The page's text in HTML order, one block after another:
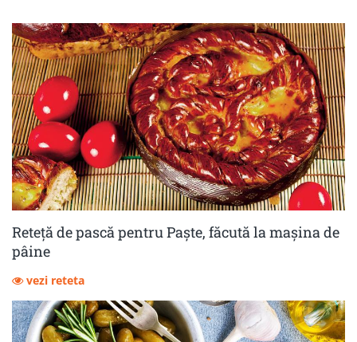
Reteță de pască pentru Paște, făcută la mașina de
pâine
vezi reteta